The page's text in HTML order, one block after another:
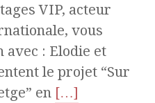
VIP, acteur
vous
avec : Elodie et
le projet “Sur
en […]